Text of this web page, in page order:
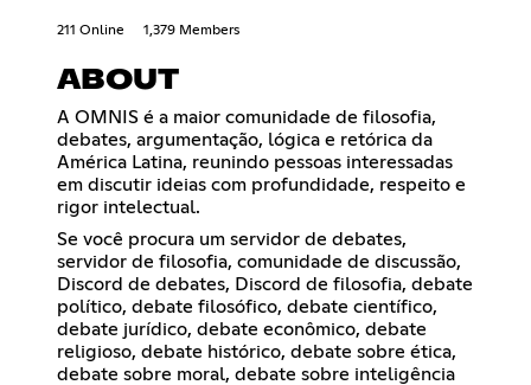
211 Online 1,379 Members
ABOUT
A OMNIS é a maior comunidade de filosofia,
debates, argumentação, lógica e retórica da
América Latina, reunindo pessoas interessadas
em discutir ideias com profundidade, respeito e
rigor intelectual.
Se você procura um servidor de debates,
servidor de filosofia, comunidade de discussão,
Discord de debates, Discord de filosofia, debate
político, debate filosófico, debate científico,
debate jurídico, debate econômico, debate
religioso, debate histórico, debate sobre ética,
debate sobre moral, debate sobre inteligência